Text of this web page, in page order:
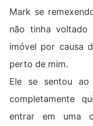
Mark se
não tinha voltado
imóvel por causa
perto de mim.
Ele se sentou
completamente
entrar em uma